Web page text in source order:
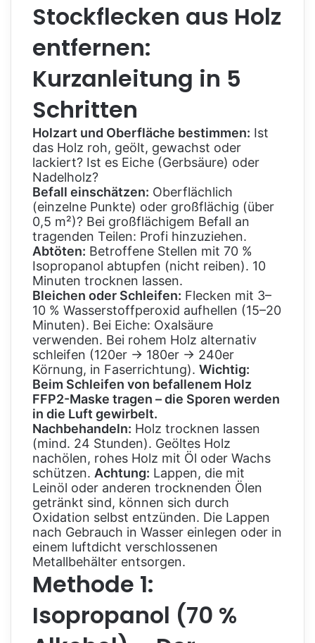
Stockflecken aus Holz
entfernen:
Kurzanleitung in 5
Schritten
Holzart und Oberfläche bestimmen: Ist
das Holz roh, geölt, gewachst oder
lackiert? Ist es Eiche (Gerbsäure) oder
Nadelholz?
Befall einschätzen: Oberflächlich
(einzelne Punkte) oder großflächig (über
0,5 m²)? Bei großflächigem Befall an
tragenden Teilen: Profi hinzuziehen.
Abtöten: Betroffene Stellen mit 70 %
Isopropanol abtupfen (nicht reiben). 10
Minuten trocknen lassen.
Bleichen oder Schleifen: Flecken mit 3–
10 % Wasserstoffperoxid aufhellen (15–20
Minuten). Bei Eiche: Oxalsäure
verwenden. Bei rohem Holz alternativ
schleifen (120er → 180er → 240er
Körnung, in Faserrichtung). Wichtig:
Beim Schleifen von befallenem Holz
FFP2-Maske tragen – die Sporen werden
in die Luft gewirbelt.
Nachbehandeln: Holz trocknen lassen
(mind. 24 Stunden). Geöltes Holz
nachölen, rohes Holz mit Öl oder Wachs
schützen. Achtung: Lappen, die mit
Leinöl oder anderen trocknenden Ölen
getränkt sind, können sich durch
Oxidation selbst entzünden. Die Lappen
nach Gebrauch in Wasser einlegen oder in
einem luftdicht verschlossenen
Metallbehälter entsorgen.
Methode 1:
Isopropanol (70 %